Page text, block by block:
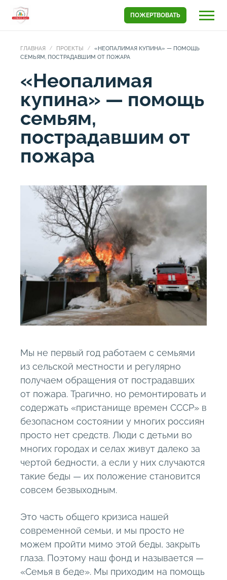
ПОЖЕРТВОВАТЬ
ГЛАВНАЯ ПРОЕКТЫ
«НЕОПАЛИМАЯ КУПИНА» — ПОМОЩЬ
СЕМЬЯМ, ПОСТРАДАВШИМ ОТ ПОЖАРА
«Неопалимая
купина» — помощь
семьям,
пострадавшим от
пожара
Мы не первый год работаем с семьями
из сельской местности и регулярно
получаем обращения от пострадавших
от пожара. Трагично, но ремонтировать и
содержать «пристанище времен СССР» в
безопасном состоянии у многих россиян
просто нет средств. Люди с детьми во
многих городах и селах живут далеко за
чертой бедности, а если у них случаются
такие беды — их положение становится
совсем безвыходным.
Это часть общего кризиса нашей
современной семьи, и мы просто не
можем пройти мимо этой беды, закрыть
глаза. Поэтому наш фонд и называется —
«Семья в беде». Мы приходим на помощь